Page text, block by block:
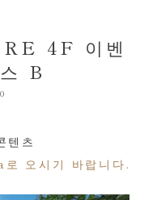
4F 이벤
B
텐츠
오시기 바랍니다.